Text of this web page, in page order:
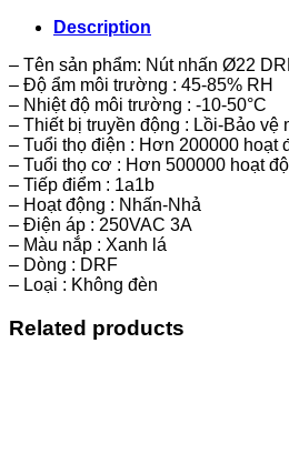
Description
– Tên sản phẩm: Nút nhấn Ø22
– Độ ẩm môi trường : 45-85% RH
– Nhiệt độ môi trường : -10-50°C
– Thiết bị truyền động : Lồi-Bảo vệ
– Tuổi thọ điện : Hơn 200000 hoạt
– Tuổi thọ cơ : Hơn 500000 hoạt
– Tiếp điểm : 1a1b
– Hoạt động : Nhấn-Nhả
– Điện áp : 250VAC 3A
– Màu nắp : Xanh lá
– Dòng : DRF
– Loại : Không đèn
Related products